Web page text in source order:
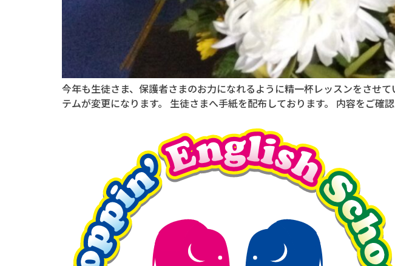
今年も生徒さま、保護者さまのお力になれるように精一杯レッスンをさせ
テムが変更になります。 生徒さまへ手紙を配布しております。 内容をご確